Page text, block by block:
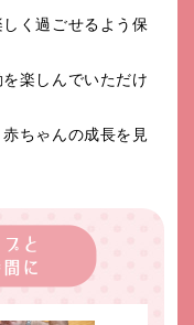
く過ごせるよう保
楽しんでいただけ
ちゃんの成長を見